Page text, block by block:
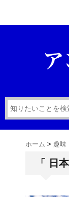
ホーム > 趣味
「 日